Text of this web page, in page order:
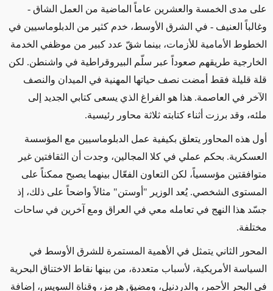
على مدى الخمسة والعشرين عاماً الماضية من العمل الشاق -
وغالباً العنيف - في الشرق الأوسط، خدم كثير من الدبلوماسيين في
الخطوط الأمامية للأزمات، بينما شقّ عدد كبير من موظفي الخدمة
الخارجية طريقهم صعوداً عبر سلّم البيروقراطية في واشنطن. لكن
قلة قليلة فقط أمضت نصف حياتها المهنية في الميدان والنصف
الآخر في العاصمة. هذا هو الفراغ الذي يسعى كتابي الجديد إلى
ملئه، وقد برزت أثناء كتابته ثلاثة محاور رئيسية.
أول هذه المحاور يتعلق بكيفية عمل الدبلوماسيين مع المؤسسة
العسكرية. بحكم عملي في كلا المجالين، وجدت أن الثقافتين غير
متوافقتين مؤسسياً، لكن التعاون الفعّال بينهما يصبح ممكناً على
المستوى الشخصي. يُعد الوزير "أوستن" مثالاً واضحاً على ذلك، إذ
جسّد هذا النهج في تعامله معي في العراق ومع آخرين في ساحات
مختلفة.
المحور الثاني يتمثل في الأهمية المستمرة للشرق الأوسط في
السياسة الأمريكية، لأسباب متعددة، من بينها نقاط الاختناق البحرية
في البحر الأحمر، والدردنيل، ومضيق هرمز، وقناة السويس، إضافة